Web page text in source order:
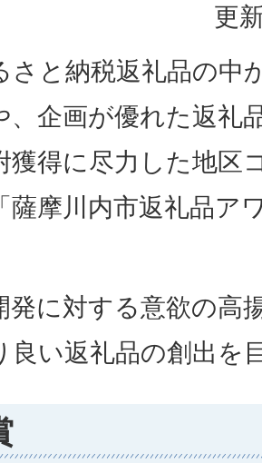
更
さと納税返礼品の中
、企画が優れた返礼
獲得に尽力した地区
薩摩川内市返礼品ア
発に対する意欲の高
良い返礼品の創出を